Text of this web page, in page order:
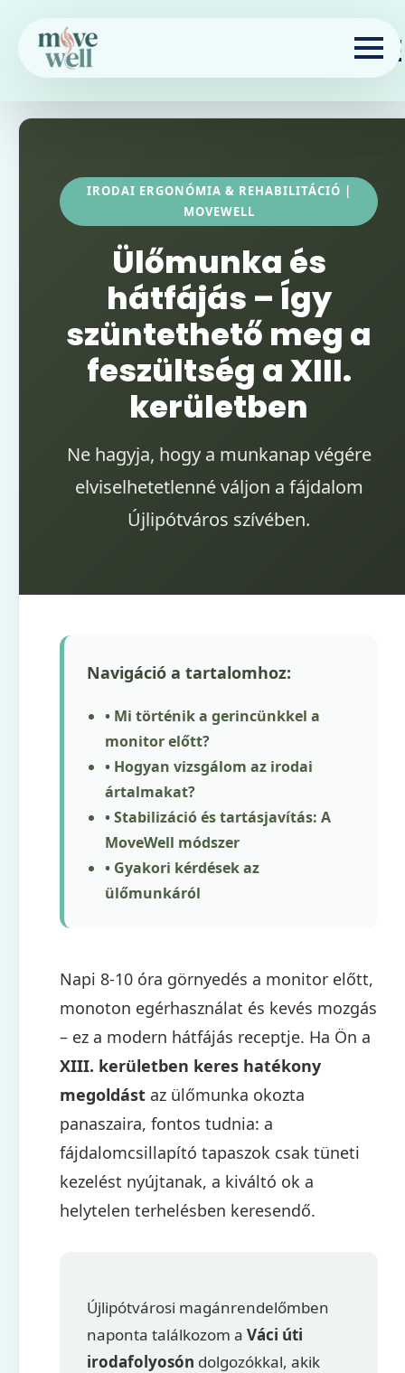
IRODAI ERGONÓMIA & REHABILITÁCIÓ |
MOVEWELL
Ülőmunka és
hátfájás – Így
szüntethető meg a
feszültség a XIII.
kerületben
Ne hagyja, hogy a munkanap végére
elviselhetetlenné váljon a fájdalom
Újlipótváros szívében.
Navigáció a tartalomhoz:
• Mi történik a gerincünkkel a
monitor előtt?
• Hogyan vizsgálom az irodai
ártalmakat?
• Stabilizáció és tartásjavítás: A
MoveWell módszer
• Gyakori kérdések az
ülőmunkáról
Napi 8-10 óra görnyedés a monitor előtt,
monoton egérhasználat és kevés mozgás
– ez a modern hátfájás receptje. Ha Ön a
XIII. kerületben keres hatékony
megoldást az ülőmunka okozta
panaszaira, fontos tudnia: a
fájdalomcsillapító tapaszok csak tüneti
kezelést nyújtanak, a kiváltó ok a
helytelen terhelésben keresendő.
Újlipótvárosi magánrendelőmben
naponta találkozom a Váci úti
irodafolyosón dolgozókkal, akik